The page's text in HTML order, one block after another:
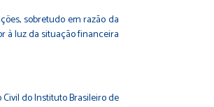
sobretudo em razão da
à luz da situação financeira
do Instituto Brasileiro de